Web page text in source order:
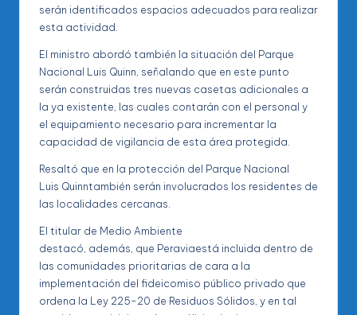
serán identificados espacios adecuados para realizar
esta actividad.
El ministro abordó también la situación del Parque
Nacional Luis Quinn, señalando que en este punto
serán construidas tres nuevas casetas adicionales a
la ya existente, las cuales contarán con el personal y
el equipamiento necesario para incrementar la
capacidad de vigilancia de esta área protegida.
Resaltó que en la protección del Parque Nacional
Luis Quinntambién serán involucrados los residentes de
las localidades cercanas.
El titular de Medio Ambiente
destacó, además, que Peraviaestá incluida dentro de
las comunidades prioritarias de cara a la
implementación del fideicomiso público privado que
ordena la Ley 225-20 de Residuos Sólidos, y en tal